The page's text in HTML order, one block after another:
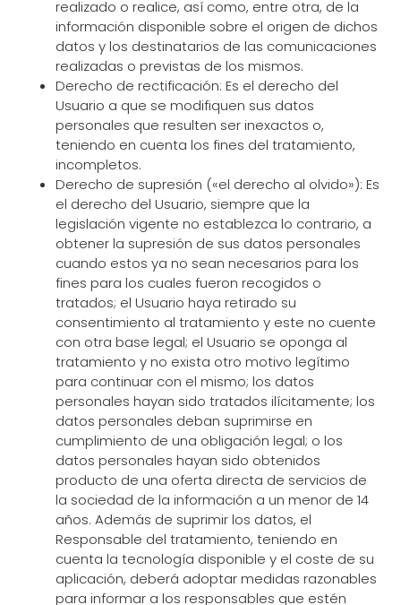
realizado o realice, así como, entre otra, de la
información disponible sobre el origen de dichos
datos y los destinatarios de las comunicaciones
realizadas o previstas de los mismos.
Derecho de rectificación: Es el derecho del
Usuario a que se modifiquen sus datos
personales que resulten ser inexactos o,
teniendo en cuenta los fines del tratamiento,
incompletos.
Derecho de supresión («el derecho al olvido»): Es
el derecho del Usuario, siempre que la
legislación vigente no establezca lo contrario, a
obtener la supresión de sus datos personales
cuando estos ya no sean necesarios para los
fines para los cuales fueron recogidos o
tratados; el Usuario haya retirado su
consentimiento al tratamiento y este no cuente
con otra base legal; el Usuario se oponga al
tratamiento y no exista otro motivo legítimo
para continuar con el mismo; los datos
personales hayan sido tratados ilícitamente; los
datos personales deban suprimirse en
cumplimiento de una obligación legal; o los
datos personales hayan sido obtenidos
producto de una oferta directa de servicios de
la sociedad de la información a un menor de 14
años. Además de suprimir los datos, el
Responsable del tratamiento, teniendo en
cuenta la tecnología disponible y el coste de su
aplicación, deberá adoptar medidas razonables
para informar a los responsables que estén